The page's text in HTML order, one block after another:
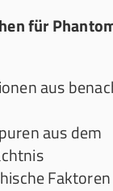
für
aus
aus dem
Faktoren